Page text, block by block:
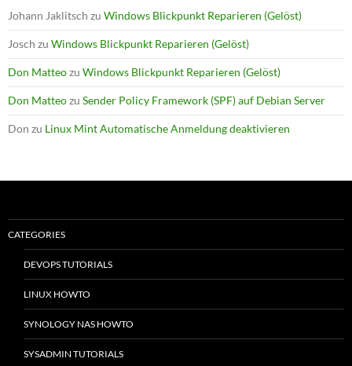
Johann Jaklitsch zu Windows Blickpunkt Reparieren (Gelöst)
Josch zu Windows Blickpunkt Reparieren (Gelöst)
Don Matteozu Windows Blickpunkt Reparieren (Gelöst)
Don Matteozu Sender Policy Framework (SPF) auf Debian Server
Don zu Linux Mint Automatische Anmeldung deaktivieren
CATEGORIES
DEVOPS TUTORIALS
LINUX HOWTO
SYNOLOGY NAS HOWTO
SYSADMIN TUTORIALS